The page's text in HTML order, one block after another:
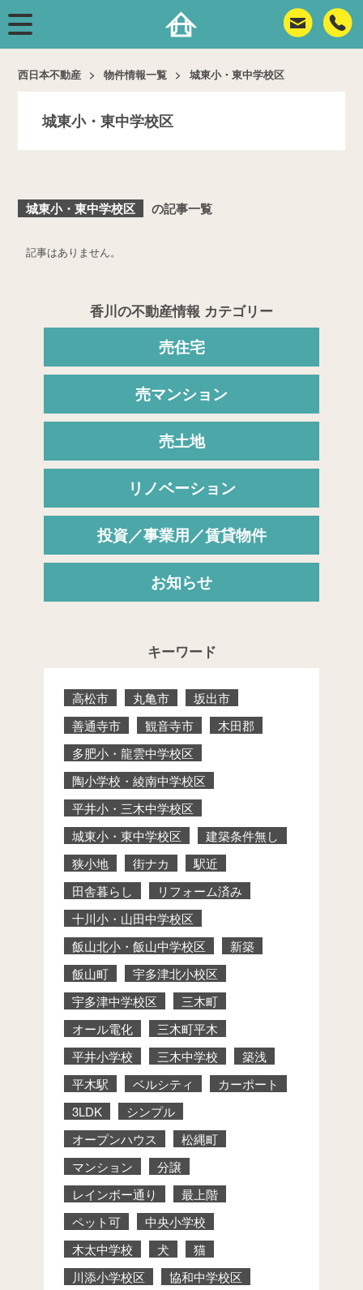
西日本不動産 物件情報一覧 城東小・東中学校区
城東小・東中学校区
城東小・東中学校区 の記事一覧
記事はありません。
香川の不動産情報 カテゴリー
売住宅
売マンション
売土地
リノベーション
投資／事業用／賃貸物件
お知らせ
キーワード
高松市 丸亀市
坂出市
善通寺市
観音寺市
木田郡
多肥小・龍雲中学校区
陶小学校・綾南中学校区
平井小・三木中学校区
城東小・東中学校区
建築条件無し
狭小地
街ナカ
駅近
田舎暮らし
リフォーム済み
十川小・山田中学校区
飯山北小・飯山中学校区
新築
飯山町
宇多津北小校区
宇多津中学校区
三木町
オール電化
三木町平木
平井小学校
三木中学校
築浅
平木駅
ベルシティ
カーポート
3LDK
シンプル
オープンハウス
松縄町
マンション
分譲
レインボー通り
最上階
ペット可
中央小学校
木太中学校
犬
猫
川添小学校区
協和中学校区